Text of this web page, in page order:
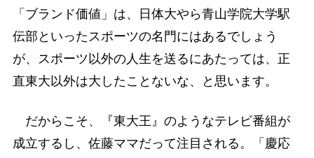
「ブランド価値」は、日体大やら青山学院大学駅
伝部といったスポーツの名門にはあるでしょう
が、スポーツ以外の人生を送るにあたっては、正
直東大以外は大したことないな、と思います。
だからこそ、『東大王』のようなテレビ番組が
成立するし、佐藤ママだって注目される。「慶応